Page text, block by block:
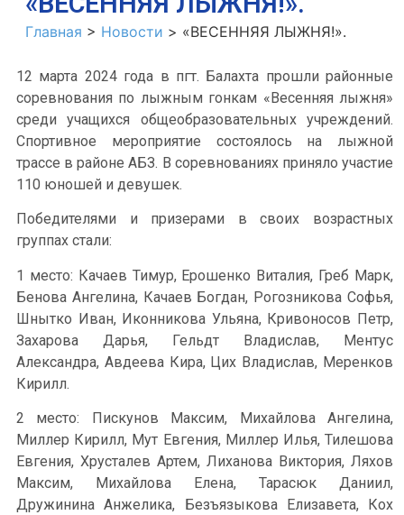
Главная > Новости > «ВЕСЕННЯЯ ЛЫЖНЯ!».
12 марта 2024 года в пгт. Балахта прошли районные
соревнования по лыжным гонкам «Весенняя лыжня»
среди учащихся общеобразовательных учреждений.
Спортивное мероприятие состоялось на лыжной
трассе в районе АБЗ. В соревнованиях приняло участие
110 юношей и девушек.
Победителями и призерами в своих возрастных
группах стали:
1 место: Качаев Тимур, Ерошенко Виталия, Греб Марк,
Бенова Ангелина, Качаев Богдан, Рогозникова Софья,
Шнытко Иван, Иконникова Ульяна, Кривоносов Петр,
Захарова Дарья, Гельдт Владислав, Ментус
Александра, Авдеева Кира, Цих Владислав, Меренков
Кирилл.
2 место: Пискунов Максим, Михайлова Ангелина,
Миллер Кирилл, Мут Евгения, Миллер Илья, Тилешова
Евгения, Хрусталев Артем, Лиханова Виктория, Ляхов
Максим, Михайлова Елена, Тарасюк Даниил,
Дружинина Анжелика, Безъязыкова Елизавета, Кох